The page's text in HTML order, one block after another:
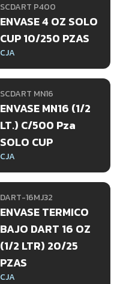
SCDART P400
ENVASE 4 OZ SOLO
CUP 10/250 PZAS
CJA
SCDART MN16
ENVASE MN16 (1/2
LT.) C/500 Pza
SOLO CUP
CJA
DART-16MJ32
ENVASE TERMICO
BAJO DART 16 OZ
(1/2 LTR) 20/25
PZAS
CJA